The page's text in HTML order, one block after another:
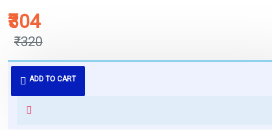
₹304
₹320
ADD TO CART
புத்தகம் 3 - 7 நாட்களில் அனுப்பி
வைக்கப்படும்.
for orders above ₹1000 within